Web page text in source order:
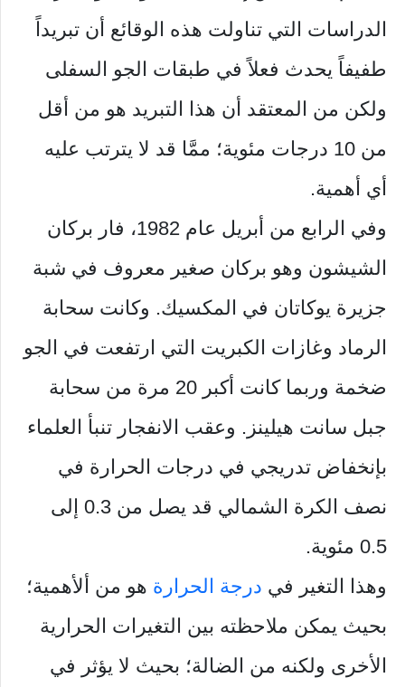
الدراسات التي تناولت هذه الوقائع أن تبريداً
طفيفاً يحدث فعلاً في طبقات الجو السفلى
ولكن من المعتقد أن هذا التبريد هو من أقل
من 10 درجات مئوية؛ ممَّا قد لا يترتب عليه
أي أهمية.
وفي الرابع من أبريل عام 1982، فار بركان
الشيشون وهو بركان صغير معروف في شبة
جزيرة يوكاتان في المكسيك. وكانت سحابة
الرماد وغازات الكبريت التي ارتفعت في الجو
ضخمة وربما كانت أكبر 20 مرة من سحابة
جبل سانت هيلينز. وعقب الانفجار تنبأ العلماء
بإنخفاض تدريجي في درجات الحرارة في
نصف الكرة الشمالي قد يصل من 0.3 إلى
0.5 مئوية.
وهذا التغير في درجة الحرارة هو من ألأهمية؛
بحيث يمكن ملاحظته بين التغيرات الحرارية
الأخرى ولكنه من الضالة؛ بحيث لا يؤثر في